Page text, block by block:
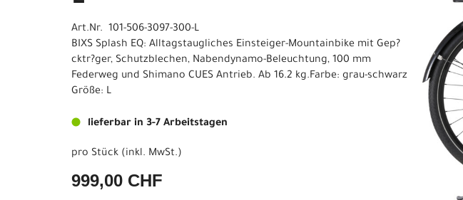
Art.Nr. 101-506-3097-300-L
BIXS Splash EQ: Alltagstaugliches Einsteiger-Mountainbike mit Gep?
cktr?ger, Schutzblechen, Nabendynamo-Beleuchtung, 100 mm
Federweg und Shimano CUES Antrieb. Ab 16.2 kg.Farbe: grau-schwarz
Größe: L
lieferbar in 3-7 Arbeitstagen
pro Stück (inkl. MwSt.)
999,00 CHF